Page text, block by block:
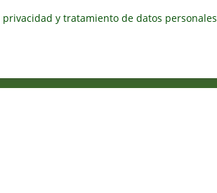
privacidad y tratamiento de datos personales